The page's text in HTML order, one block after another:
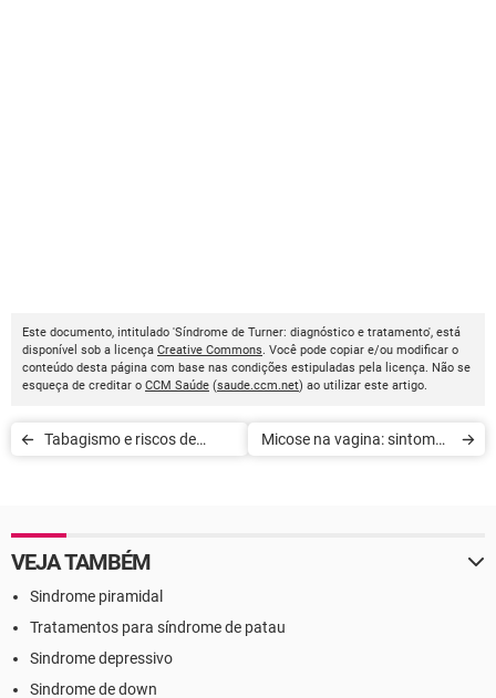
Este documento, intitulado 'Síndrome de Turner: diagnóstico e tratamento', está
disponível sob a licença Creative Commons. Você pode copiar e/ou modificar o
conteúdo desta página com base nas condições estipuladas pela licença. Não se
esqueça de creditar o CCM Saúde (saude.ccm.net) ao utilizar este artigo.
Tabagismo e riscos de
Micose na vagina: sintomas
VEJA TAMBÉM
Sindrome piramidal
Tratamentos para síndrome de patau
Sindrome depressivo
Sindrome de down